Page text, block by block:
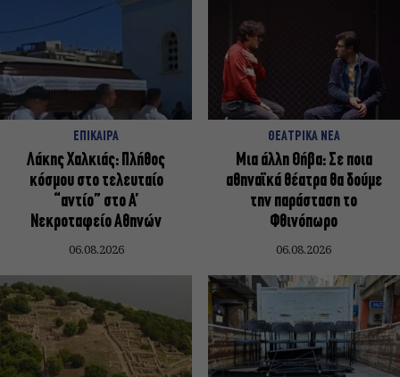
ΕΠΙΚΑΙΡΑ
Λάκης Χαλκιάς: Πλήθος
κόσμου στο τελευταίο
“αντίο” στο Α’
Νεκροταφείο Αθηνών
06.08.2026
ΘΕΑΤΡΙΚΑ ΝΕΑ
Μια άλλη Θήβα: Σε ποια
αθηναϊκά θέατρα θα δούμε
την παράσταση το
Φθινόπωρο
06.08.2026